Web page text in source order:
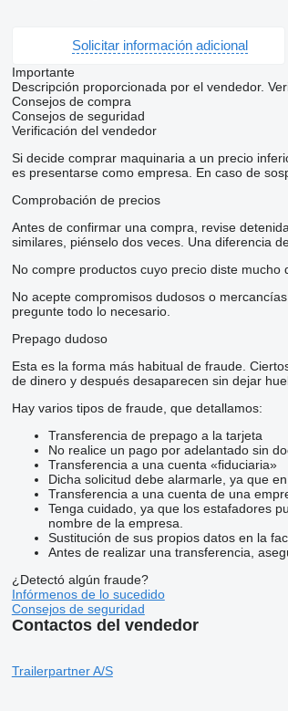
Solicitar información adicional
Importante
Descripción proporcionada por el vendedor.
Consejos de compra
Consejos de seguridad
Verificación del vendedor
Si decide comprar maquinaria a un precio
es presentarse como empresa. En caso de
Comprobación de precios
Antes de confirmar una compra, revise
similares, piénselo dos veces. Una diferencia
No compre productos cuyo precio diste mucho
No acepte compromisos dudosos o
pregunte todo lo necesario.
Prepago dudoso
Esta es la forma más habitual de fraude.
de dinero y después desaparecen sin dejar
Hay varios tipos de fraude, que detallamos:
Transferencia de prepago a la tarjeta
No realice un pago por adelantado sin
Transferencia a una cuenta «fiduciaria»
Dicha solicitud debe alarmarle, ya que
Transferencia a una cuenta de una
Tenga cuidado, ya que los estafadores
nombre de la empresa.
Sustitución de sus propios datos en la
Antes de realizar una transferencia,
¿Detectó algún fraude?
Infórmenos de lo sucedido
Consejos de seguridad
Contactos del vendedor
Trailerpartner A/S